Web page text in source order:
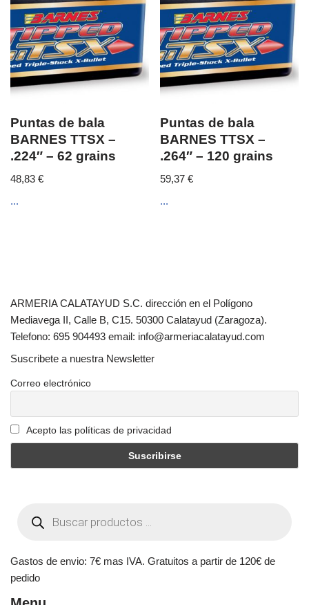
Puntas de bala
BARNES TTSX –
.224″ – 62 grains
48,83 €
...
Puntas de bala
BARNES TTSX –
.264″ – 120 grains
59,37€
...
ARMERIA CALATAYUD S.C. dirección en el Polígono
Mediavega II, Calle B, C15. 50300 Calatayud (Zaragoza).
Telefono: 695 904493 email: info@armeriacalatayud.com
Suscribete a nuestra Newsletter
Correo electrónico
Acepto las políticas de privacidad
Gastos de envio: 7€ mas IVA. Gratuitos a partir de 120€ de
pedido